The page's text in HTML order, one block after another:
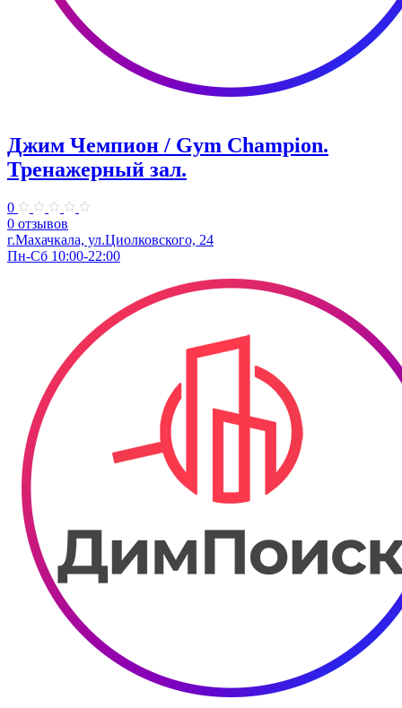
Джим Чемпион / Gym Champion.
Тренажерный зал.
0
0 отзывов
г.Махачкала​, ул.Циолковского, 24
Пн-Сб 10:00-22:00